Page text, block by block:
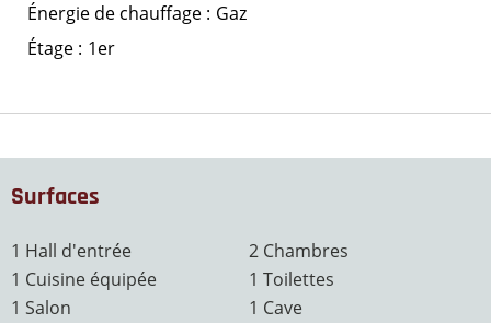
Énergie de chauffage
Gaz
Étage
1er
Surfaces
1 Hall d'entrée
1 Cuisine équipée
1 Salon
2 Chambres
1 Toilettes
1 Cave